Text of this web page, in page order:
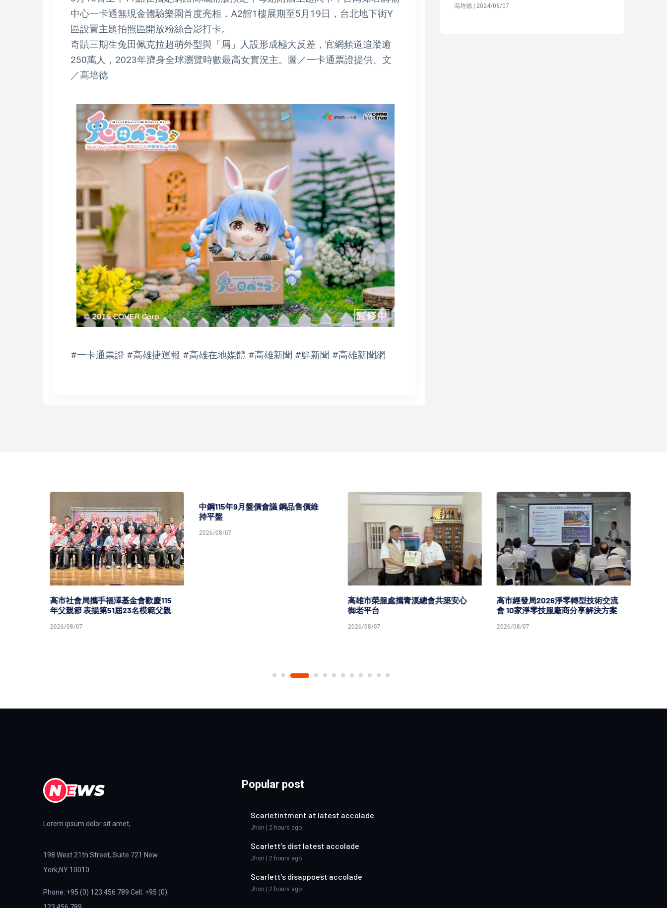
中心一卡通無現金體驗樂園首度亮相，A2館1樓展期至5月19日，台北地下街Y
區設置主題拍照區開放粉絲合影打卡。
奇蹟三期生兔田佩克拉超萌外型與「屑」人設形成極大反差，官網頻道追蹤逾
250萬人，2023年躋身全球瀏覽時數最高女實況主。圖／一卡通票證提供、文
／高培德
#一卡通票證 #高雄捷運報 #高雄在地媒體 #高雄新聞 #鮮新聞 #高雄新聞網
高培德 | 2024/06/07
高市社會局攜手福澤基金會歡慶115
年父親節 表揚第51屆23名模範父親
2026/08/07
中鋼115年9月盤價會議 鋼品售價維
持平盤
2026/08/07
高雄市榮服處攜青溪總會共築安心
御老平台
2026/08/07
高市經發局2026淨零轉型技術交流
會 10家淨零技服廠商分享解決方案
2026/08/07
Lorem ipsum dolor sit amet,
198 West 21th Street, Suite 721 New
York,NY 10010
Phone: +95 (0) 123 456 789 Cell: +95 (0)
Popular post
Scarletintment at latest accolade
Jhon | 2 hours ago
Scarlett’s dist latest accolade
Jhon | 2 hours ago
Scarlett’s disappoest accolade
Jhon | 2 hours ago